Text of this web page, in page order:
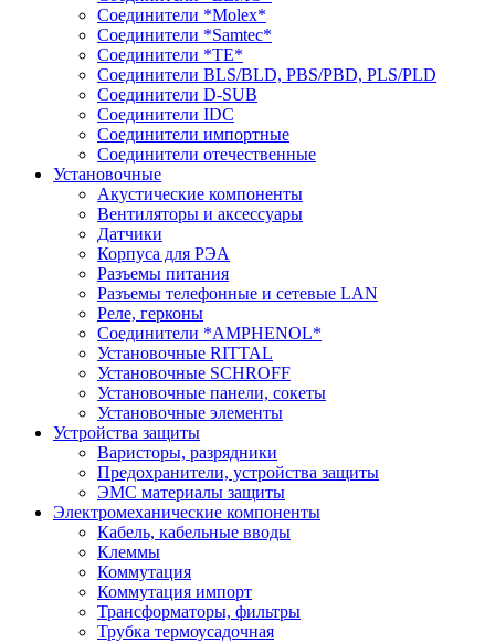
Соединители *Molex*
Соединители *Samtec*
Соединители *TE*
Соединители BLS/BLD, PBS/PBD, PLS/PLD
Соединители D-SUB
Соединители IDC
Соединители импортные
Соединители отечественные
Установочные
Акустические компоненты
Вентиляторы и аксессуары
Датчики
Корпуса для РЭА
Разъемы питания
Разъемы телефонные и сетевые LAN
Реле, герконы
Соединители *AMPHENOL*
Установочные RITTAL
Установочные SCHROFF
Установочные панели, сокеты
Установочные элементы
Устройства защиты
Варисторы, разрядники
Предохранители, устройства защиты
ЭМС материалы защиты
Электромеханические компоненты
Кабель, кабельные вводы
Клеммы
Коммутация
Коммутация импорт
Трансформаторы, фильтры
Трубка термоусадочная